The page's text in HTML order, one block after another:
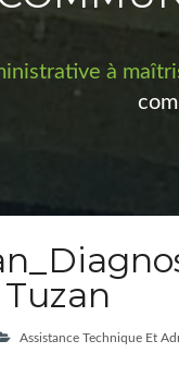
à
Assistance Technique Et